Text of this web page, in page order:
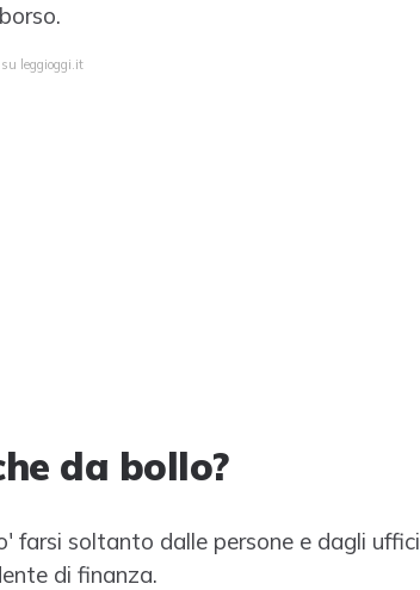
leggioggi.it
da bollo?
farsi soltanto dalle persone e dagli uffici
di finanza.